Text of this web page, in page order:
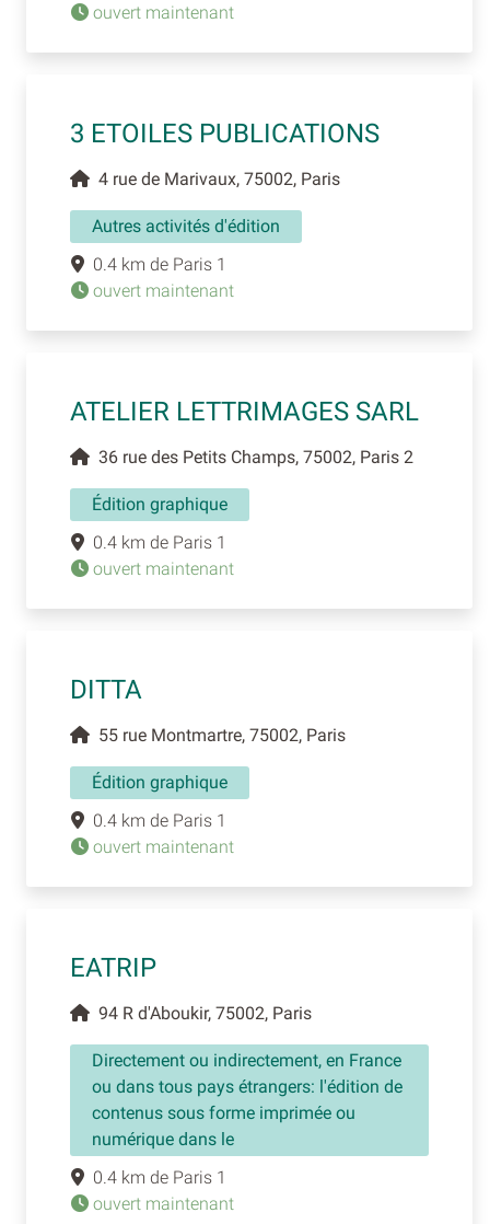
ouvert maintenant
3 ETOILES PUBLICATIONS
4 rue de Marivaux, 75002, Paris
Autres activités d'édition
0.4 km de Paris 1
ouvert maintenant
ATELIER LETTRIMAGES SARL
36 rue des Petits Champs, 75002, Paris 2
Édition graphique
0.4 km de Paris 1
ouvert maintenant
DITTA
55 rue Montmartre, 75002, Paris
Édition graphique
0.4 km de Paris 1
ouvert maintenant
EATRIP
94 R d'Aboukir, 75002, Paris
Directement ou indirectement, en France
ou dans tous pays étrangers: l'édition de
contenus sous forme imprimée ou
numérique dans le
0.4 km de Paris 1
ouvert maintenant